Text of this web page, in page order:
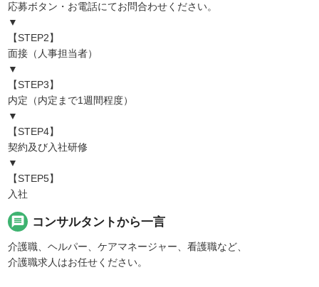
応募ボタン・お電話にてお問合わせください。
▼
【STEP2】
面接（人事担当者）
▼
【STEP3】
内定（内定まで1週間程度）
▼
【STEP4】
契約及び入社研修
▼
【STEP5】
入社
message コンサルタントから一言
介護職、ヘルパー、ケアマネージャー、看護職など、
介護職求人はお任せください。